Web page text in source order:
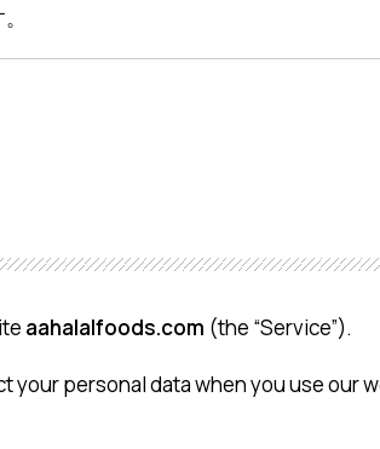
aahalalfoods.com (the “Service”).
personal data when you use our